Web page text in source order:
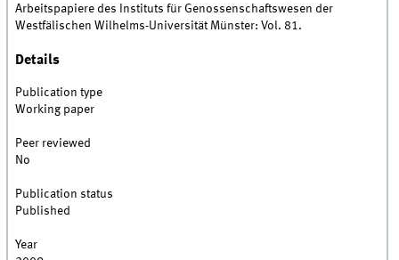
Arbeitspapiere des Instituts für Genossenschaftswesen der
Westfälischen Wilhelms-Universität Münster: Vol. 81.
Details
Publication type
Working paper
Peer reviewed
No
Publication status
Published
Year